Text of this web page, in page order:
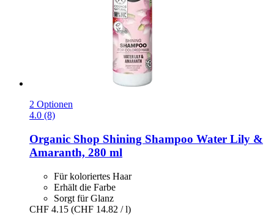
2 Optionen
4.0 (8)
Organic Shop Shining Shampoo Water Lily &
Amaranth, 280 ml
Für koloriertes Haar
Erhält die Farbe
Sorgt für Glanz
CHF 4.15 (CHF 14.82 / l)